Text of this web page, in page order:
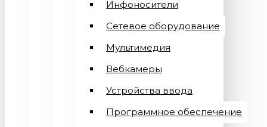
Инфоносители
Сетевое оборудование
Мультимедия
Вебкамеры
Устройства ввода
Программное обеспечение